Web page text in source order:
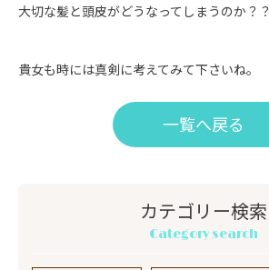
大切な髪と頭皮がどうなってしまうのか？？
貴女も時には真剣に考えてみて下さいね。
一覧へ戻る
カテゴリー検索
Category search